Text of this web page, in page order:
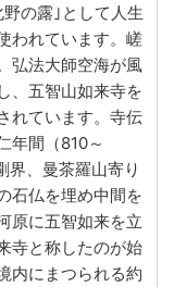
の露｣として人生
われています。嵯
弘法大師空海が風
、五智山如来寺を
れています。寺伝
年間（810～
界、曼茶羅山寄り
石仏を埋め中間を
原に五智如来を立
寺と称したのが始
内にまつられる約